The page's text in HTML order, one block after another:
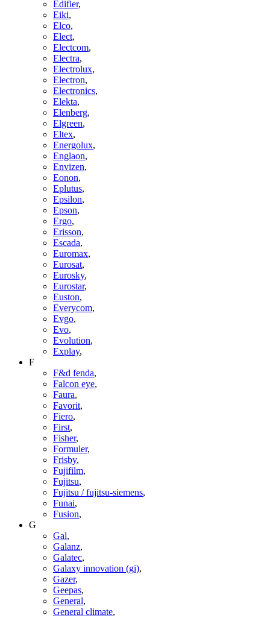
Edifier,
Eiki,
Elco,
Elect,
Electcom,
Electra,
Electrolux,
Electron,
Electronics,
Elekta,
Elenberg,
Elgreen,
Eltex,
Energolux,
Englaon,
Envizen,
Eonon,
Eplutus,
Epsilon,
Epson,
Ergo,
Erisson,
Escada,
Euromax,
Eurosat,
Eurosky,
Eurostar,
Euston,
Everycom,
Evgo,
Evo,
Evolution,
Explay,
F
F&d fenda,
Falcon eye,
Faura,
Favorit,
Fiero,
First,
Fisher,
Formuler,
Frisby,
Fujifilm,
Fujitsu,
Fujitsu / fujitsu-siemens,
Funai,
Fusion,
G
Gal,
Galanz,
Galatec,
Galaxy innovation (gi),
Gazer,
Geepas,
General,
General climate,